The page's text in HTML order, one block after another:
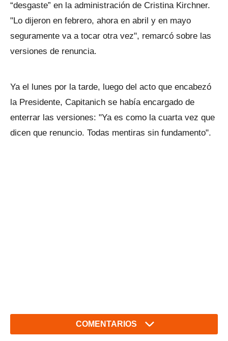
“desgaste” en la administración de Cristina Kirchner.
"Lo dijeron en febrero, ahora en abril y en mayo
seguramente va a tocar otra vez", remarcó sobre las
versiones de renuncia.
Ya el lunes por la tarde, luego del acto que encabezó
la Presidente, Capitanich se había encargado de
enterrar las versiones: "Ya es como la cuarta vez que
dicen que renuncio. Todas mentiras sin fundamento".
COMENTARIOS